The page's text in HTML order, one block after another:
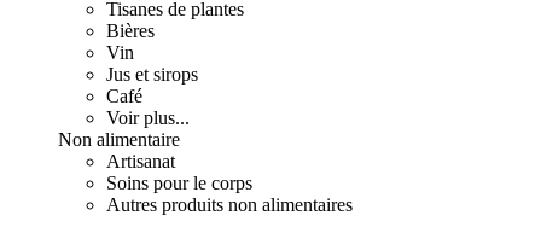
Tisanes de plantes
Bières
Vin
Jus et sirops
Café
Voir plus...
Non alimentaire
Artisanat
Soins pour le corps
Autres produits non alimentaires